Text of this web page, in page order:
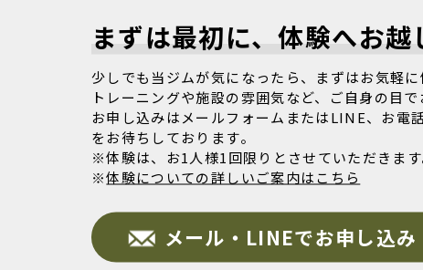
まずは最初に、体験へお越
少しでも当ジムが気になったら、まずはお気軽に
トレーニングや施設の雰囲気など、ご自身の目で
お申し込みはメールフォームまたはLINE、お電
をお待ちしております。
※体験は、お1人様1回限りとさせていただきます
※体験についての詳しいご案内はこちら
メール・LINEでお申し込み